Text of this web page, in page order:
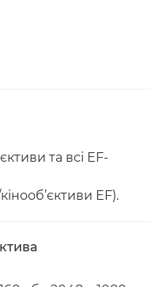
та всі EF-
EF).